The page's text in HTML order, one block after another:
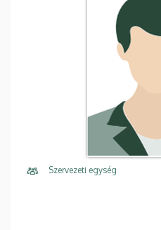
Szervezeti egység